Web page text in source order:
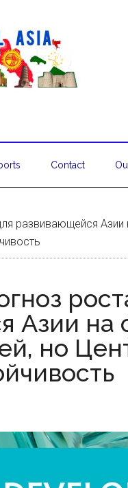
Contact
развивающейся
Азии на
но